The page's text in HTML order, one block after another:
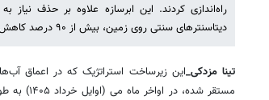
راه‌اندازی کردند. این ابرسازه علاوه بر حذف
دیتاسنترهای سنتی روی زمین، بیش از ۹۰ درصد کاهش داده است.
تینا مزدکی_
مستقر